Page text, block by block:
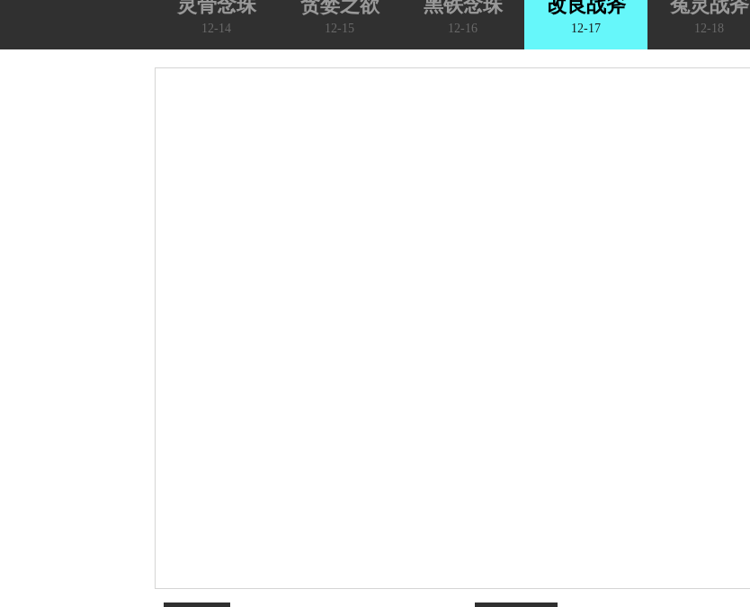
灵骨念珠
12-14
贪婪之欲
12-15
黑铁念珠
12-16
改良战斧
12-17
冤灵战斧
12-18